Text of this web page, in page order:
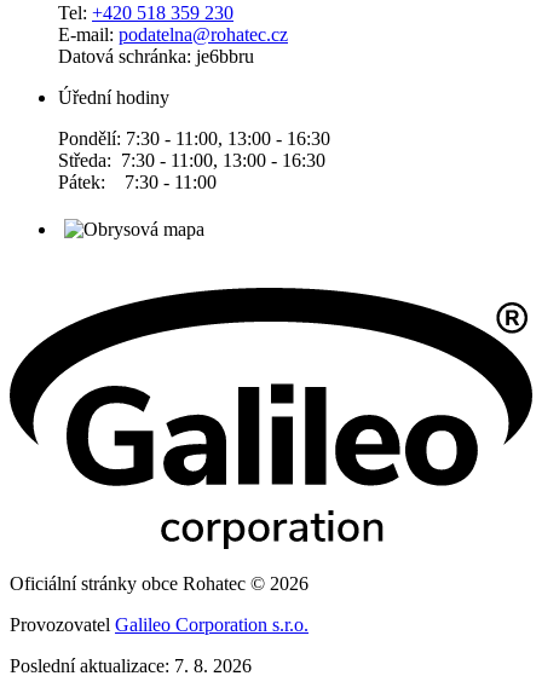
Tel: +420 518 359 230
E-mail: podatelna@rohatec.cz
Datová schránka: je6bbru
Úřední hodiny
Pondělí: 7:30 - 11:00, 13:00 - 16:30
Středa: 7:30 - 11:00, 13:00 - 16:30
Pátek: 7:30 - 11:00
Oficiální stránky obce Rohatec © 2026
Provozovatel Galileo Corporation s.r.o.
Poslední aktualizace: 7. 8. 2026